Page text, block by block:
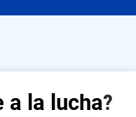
a la lucha?